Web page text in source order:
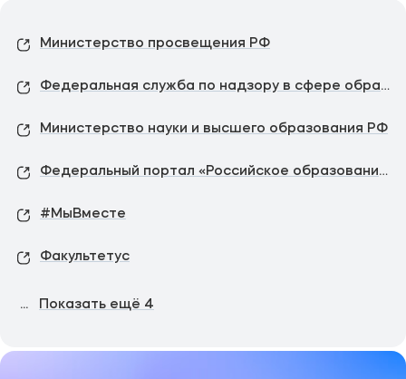
Министерство просвещения РФ
Федеральная служба по надзору в сфере образования и науки
Министерство науки и высшего образования РФ
Федеральный портал «Российское образование»
#МыВместе
Факультетус
... Показать ещё 4